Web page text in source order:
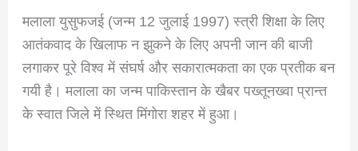
मलाला युसुफजई (जन्म 12 जुलाई 1997) स्त्री शिक्षा के लिए
आतंकवाद के खिलाफ न झुकने के लिए अपनी जान की बाजी
लगाकर पूरे विश्व में संघर्ष और सकारात्मकता का एक प्रतीक बन
गयी है। मलाला का जन्म पाकिस्तान के खैबर पख्तूनख्वा प्रान्त
के स्वात जिले में स्थित मिंगोरा शहर में हुआ।